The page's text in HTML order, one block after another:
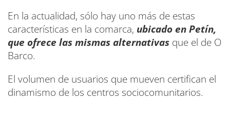
En la actualidad, sólo hay uno más de estas
características en la comarca, ubicado en Petín,
que ofrece las mismas alternativas que el de O
Barco.
El volumen de usuarios que mueven certifican el
dinamismo de los centros sociocomunitarios.